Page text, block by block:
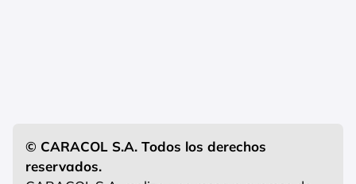
© CARACOL S.A. Todos los derechos
reservados.